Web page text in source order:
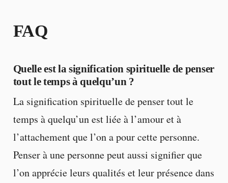
FAQ
Quelle est la signification spirituelle de penser
tout le temps à quelqu’un ?
La signification spirituelle de penser tout le
temps à quelqu’un est liée à l’amour et à
l’attachement que l’on a pour cette personne.
Penser à une personne peut aussi signifier que
l’on apprécie leurs qualités et leur présence dans